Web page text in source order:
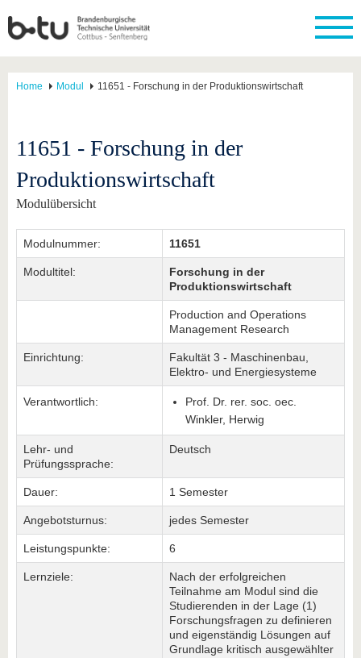
Home Modul 11651 - Forschung in der Produktionswirtschaft
11651 - Forschung in der
Produktionswirtschaft
Modulübersicht
Modulnummer: 11651
Modultitel:
Forschung in der
Produktionswirtschaft
Production and Operations
Management Research
Einrichtung:
Fakultät 3 - Maschinenbau,
Elektro- und Energiesysteme
Verantwortlich:
Prof. Dr. rer. soc. oec.
Winkler, Herwig
Lehr- und
Prüfungssprache:
Deutsch
Dauer: 1 Semester
Angebotsturnus: jedes Semester
Leistungspunkte: 6
Lernziele:
Nach der erfolgreichen
Teilnahme am Modul sind die
Studierenden in der Lage (1)
Forschungsfragen zu definieren
und eigenständig Lösungen auf
Grundlage kritisch ausgewählter